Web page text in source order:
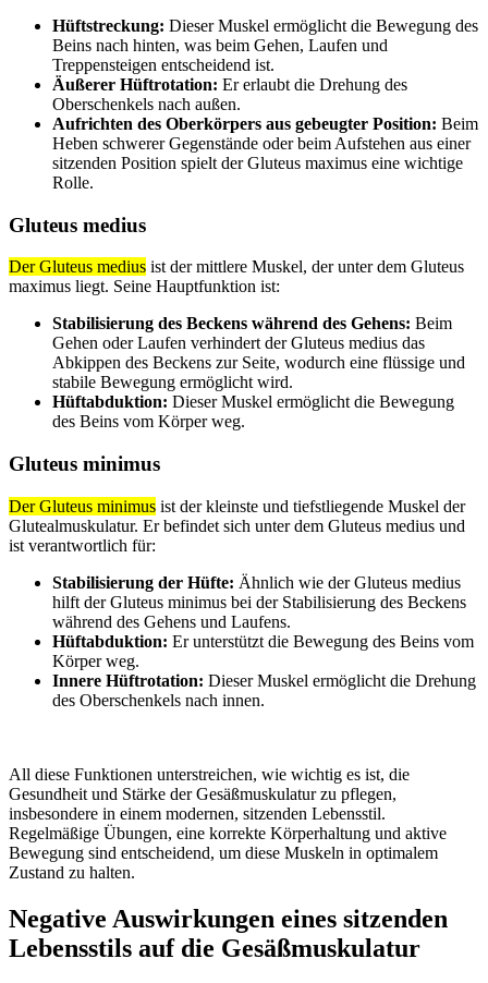
Hüftstreckung: Dieser Muskel ermöglicht die Bewegung des
Beins nach hinten, was beim Gehen, Laufen und
Treppensteigen entscheidend ist.
Äußerer Hüftrotation: Er erlaubt die Drehung des
Oberschenkels nach außen.
Aufrichten des Oberkörpers aus gebeugter Position: Beim
Heben schwerer Gegenstände oder beim Aufstehen aus einer
sitzenden Position spielt der Gluteus maximus eine wichtige
Rolle.
Gluteus medius
Der Gluteus medius ist der mittlere Muskel, der unter dem Gluteus
maximus liegt. Seine Hauptfunktion ist:
Stabilisierung des Beckens während des Gehens: Beim
Gehen oder Laufen verhindert der Gluteus medius das
Abkippen des Beckens zur Seite, wodurch eine flüssige und
stabile Bewegung ermöglicht wird.
Hüftabduktion: Dieser Muskel ermöglicht die Bewegung
des Beins vom Körper weg.
Gluteus minimus
Der Gluteus minimus ist der kleinste und tiefstliegende Muskel der
Glutealmuskulatur. Er befindet sich unter dem Gluteus medius und
ist verantwortlich für:
Stabilisierung der Hüfte: Ähnlich wie der Gluteus medius
hilft der Gluteus minimus bei der Stabilisierung des Beckens
während des Gehens und Laufens.
Hüftabduktion: Er unterstützt die Bewegung des Beins vom
Körper weg.
Innere Hüftrotation: Dieser Muskel ermöglicht die Drehung
des Oberschenkels nach innen.
All diese Funktionen unterstreichen, wie wichtig es ist, die
Gesundheit und Stärke der Gesäßmuskulatur zu pflegen,
insbesondere in einem modernen, sitzenden Lebensstil.
Regelmäßige Übungen, eine korrekte Körperhaltung und aktive
Bewegung sind entscheidend, um diese Muskeln in optimalem
Zustand zu halten.
Negative Auswirkungen eines sitzenden
Lebensstils auf die Gesäßmuskulatur